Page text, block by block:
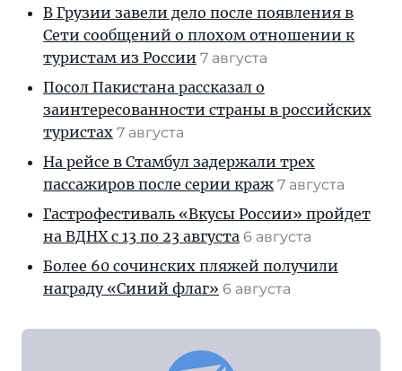
В Грузии завели дело после появления в
Сети сообщений о плохом отношении к
туристам из России 7 августа
Посол Пакистана рассказал о
заинтересованности страны в российских
туристах 7 августа
На рейсе в Стамбул задержали трех
пассажиров после серии краж 7 августа
Гастрофестиваль «Вкусы России» пройдет
на ВДНХ с 13 по 23 августа 6 августа
Более 60 сочинских пляжей получили
награду «Синий флаг» 6 августа